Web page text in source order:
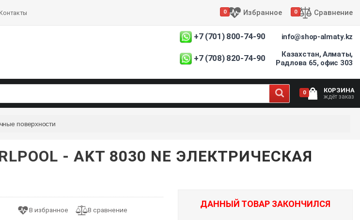
Контакты 0 Избранное 0 Сравнение
+7 (701) 800-74-90
+7 (708) 820-74-90
info@shop-almaty.kz
Казахстан, Алматы,
Радлова 65, офис 303
0 КОРЗИНА
ждёт заказ
поверхности
- AKT 8030 NE ЭЛЕКТРИЧЕСКАЯ
ДАННЫЙ ТОВАР ЗАКОНЧИЛСЯ